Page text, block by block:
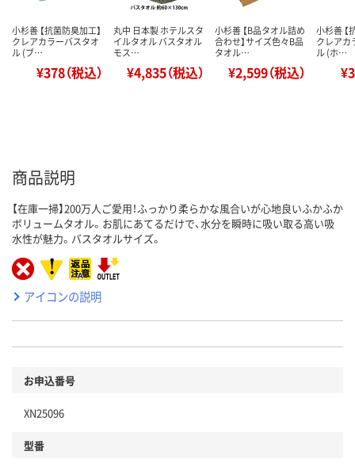
小杉善 【抗菌防臭加工】
クレアカラーバスタオ
ル (ブ…
¥378（税込）
丸中 日本製 ホテルスタ
イルタオル バスタオル
モス…
¥4,835（税込）
小杉善 【B品タオル詰め
合わせ】サイズ色々B品
タオル…
¥2,599（税込）
小杉善 【
クレアカ
ル (ホ…
商品説明
【在庫一掃】200万人ご愛用！ふっかり柔らかな風合いが心地良いふかふか
ボリュームタオル。お肌にあてるだけで、水分を瞬時に吸い取る高い吸
水性が魅力。バスタオルサイズ。
アイコンの説明
お申込番号
XN25096
型番